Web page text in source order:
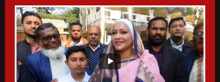
9
10
রামগতিতে কৃষি পণ্য সংরক্ষণ কোল্ড স্টোরেজ উদ্বোধন